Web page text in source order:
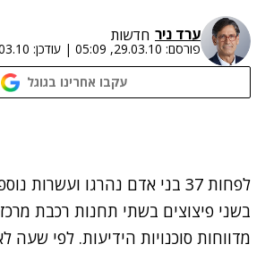
ערד ניר חדשות
פורסם: 29.03.10, 05:09
| עודכן: 17:28
עקבו אחרינו בגוגל
נתקלנו בבעיה
לפחות 37 בני אדם נהרגו ועשרות
בשני פיצוצים בשתי תחנות רכבת
מדווחות סוכנויות הידיעות. לפי שעה